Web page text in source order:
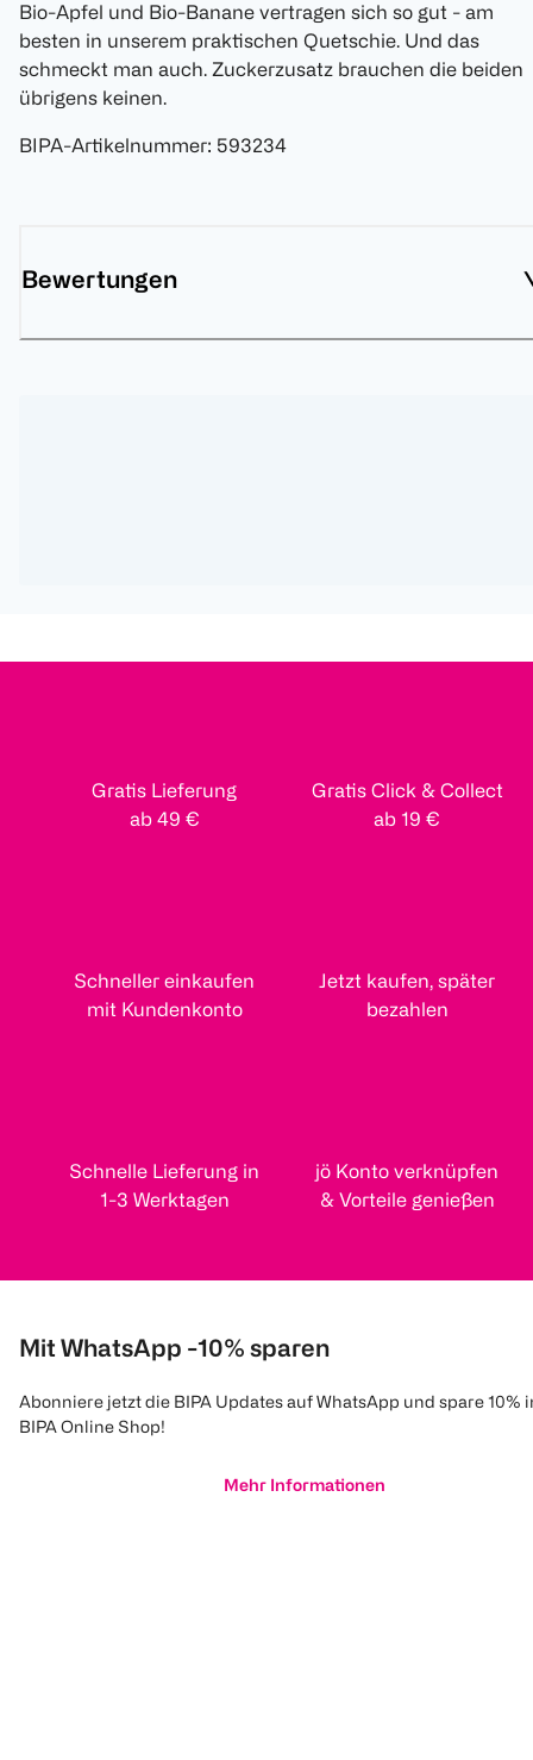
Bio-Apfel und Bio-Banane vertragen sich so gut - am
besten in unserem praktischen Quetschie. Und das
schmeckt man auch. Zuckerzusatz brauchen die beiden
übrigens keinen.
BIPA-Artikelnummer: 593234
Bewertungen
Gratis Lieferung
ab 49 €
Gratis Click & Collect
ab 19 €
Schneller einkaufen
mit Kundenkonto
Jetzt kaufen, später
bezahlen
Schnelle Lieferung in
1-3 Werktagen
jö Konto verknüpfen
& Vorteile genießen
Mit WhatsApp -10% sparen
Abonniere jetzt die BIPA Updates auf WhatsApp und spare 10%
BIPA Online Shop!
Mehr Informationen